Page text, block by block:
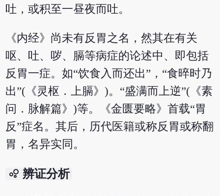
吐，或积至一昼夜而吐。
《内经》尚未有反胃之名，然其在有关
呕、吐、哕、膈等病症的论述中、即包括
反胃一症。如“饮食入而还出”，“食晬时乃
出”(《灵枢．上膈》)。“盛满而上逆”(《素
问．脉解篇》)等。《金匮要略》首载“胃
反”症名。其后，历代医籍或称反胃或称翻
胃，名异实同。
bubble_chart 辨证分析